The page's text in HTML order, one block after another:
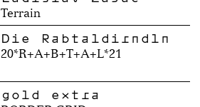
Terrain
Die Rabtaldirndln
20*R+A+B+T+A+L*21
gold extra